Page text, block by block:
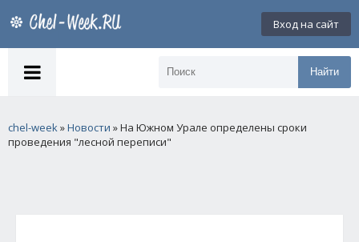
Вход на сайт
Найти
chel-week»Новости » На Южном Урале определены сроки
проведения "лесной переписи"